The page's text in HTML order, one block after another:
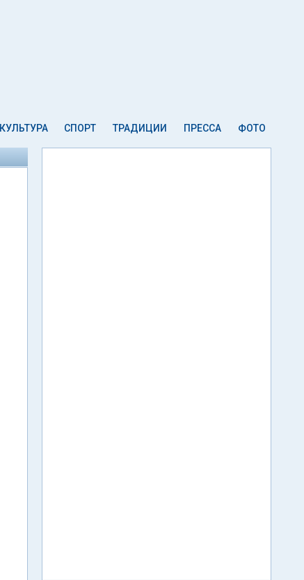
КУЛЬТУРА СПОРТ ТРАДИЦИИ ПРЕССА ФОТО